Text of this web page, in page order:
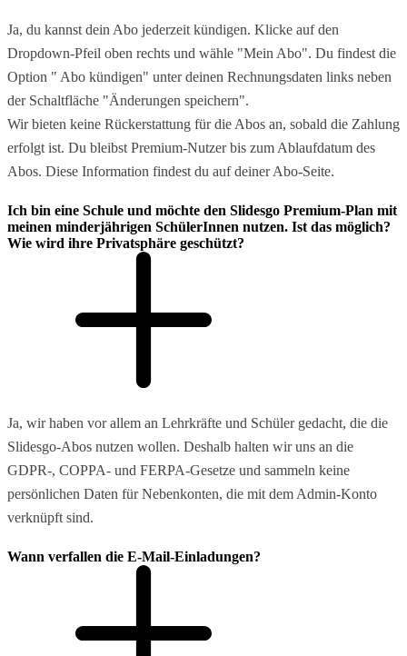
Ja, du kannst dein Abo jederzeit kündigen. Klicke auf den
Dropdown-Pfeil oben rechts und wähle "Mein Abo". Du findest die
Option " Abo kündigen" unter deinen Rechnungsdaten links neben
der Schaltfläche "Änderungen speichern".
Wir bieten keine Rückerstattung für die Abos an, sobald die Zahlung
erfolgt ist. Du bleibst Premium-Nutzer bis zum Ablaufdatum des
Abos. Diese Information findest du auf deiner Abo-Seite.
Ich bin eine Schule und möchte den Slidesgo Premium-Plan mit
meinen minderjährigen SchülerInnen nutzen. Ist das möglich?
Wie wird ihre Privatsphäre geschützt?
Ja, wir haben vor allem an Lehrkräfte und Schüler gedacht, die die
Slidesgo-Abos nutzen wollen. Deshalb halten wir uns an die
GDPR-, COPPA- und FERPA-Gesetze und sammeln keine
persönlichen Daten für Nebenkonten, die mit dem Admin-Konto
verknüpft sind.
Wann verfallen die E-Mail-Einladungen?